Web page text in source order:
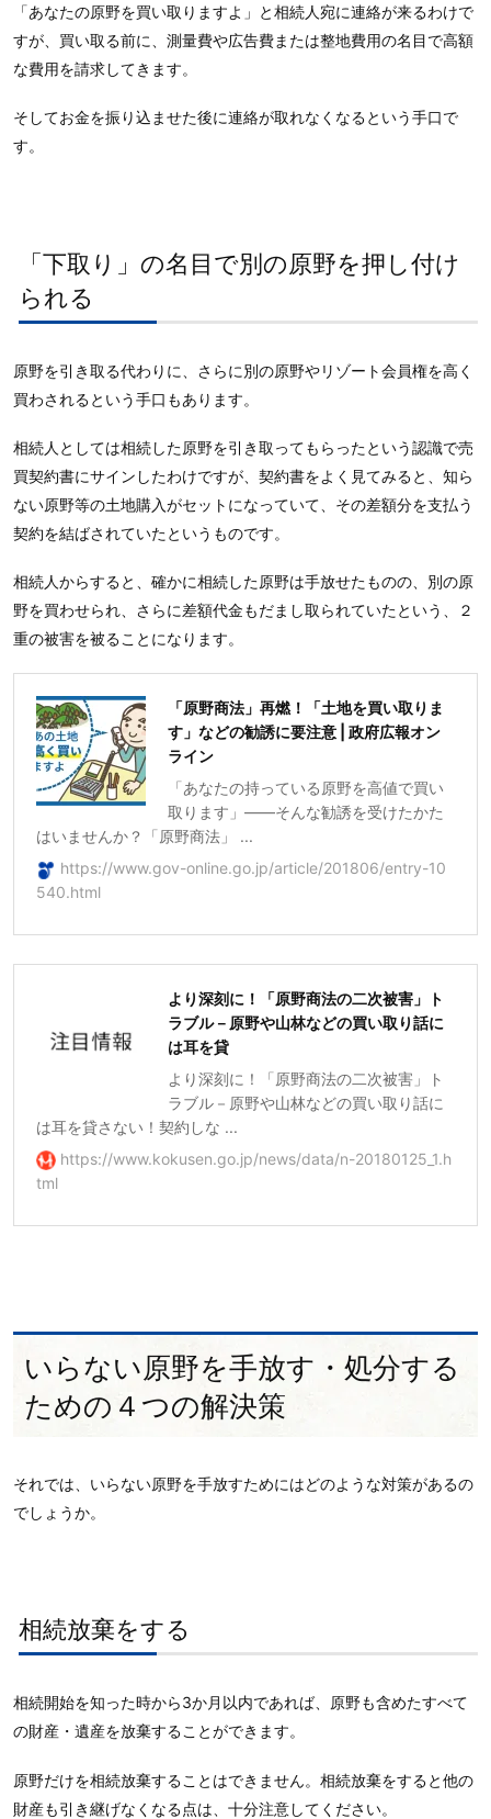
「あなたの原野を買い取りますよ」と相続人宛に連絡が来るわけで
すが、買い取る前に、測量費や広告費または整地費用の名目で高額
な費用を請求してきます。
そしてお金を振り込ませた後に連絡が取れなくなるという手口で
す。
「下取り」の名目で別の原野を押し付け
られる
原野を引き取る代わりに、さらに別の原野やリゾート会員権を高く
買わされるという手口もあります。
相続人としては相続した原野を引き取ってもらったという認識で売
買契約書にサインしたわけですが、契約書をよく見てみると、知ら
ない原野等の土地購入がセットになっていて、その差額分を支払う
契約を結ばされていたというものです。
相続人からすると、確かに相続した原野は手放せたものの、別の原
野を買わせられ、さらに差額代金もだまし取られていたという、２
重の被害を被ることになります。
「原野商法」再燃！「土地を買い取りま
す」などの勧誘に要注意 | 政府広報オン
ライン
「あなたの持っている原野を高値で買い
取ります」――そんな勧誘を受けたかた
はいませんか？「原野商法」 ...
https://www.gov-online.go.jp/article/201806/entry-10
540.html
より深刻に！「原野商法の二次被害」ト
ラブル－原野や山林などの買い取り話に
は耳を貸
より深刻に！「原野商法の二次被害」ト
ラブル－原野や山林などの買い取り話に
は耳を貸さない！契約しな ...
https://www.kokusen.go.jp/news/data/n-20180125_1.h
tml
いらない原野を手放す・処分する
ための４つの解決策
それでは、いらない原野を手放すためにはどのような対策があるの
でしょうか。
相続放棄をする
相続開始を知った時から3か月以内であれば、原野も含めたすべて
の財産・遺産を放棄することができます。
原野だけを相続放棄することはできません。相続放棄をすると他の
財産も引き継げなくなる点は、十分注意してください。